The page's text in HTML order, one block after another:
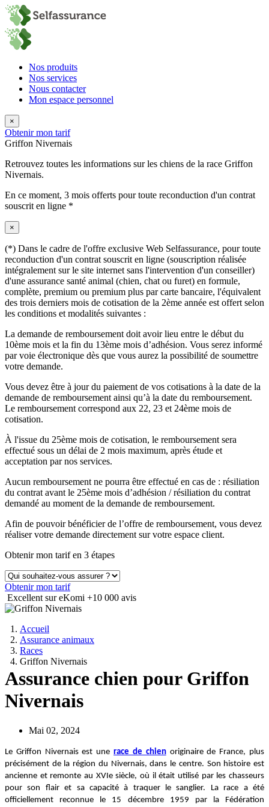
Nos produits
Nos services
Nous contacter
Mon espace personnel
×
Obtenir mon tarif
Griffon Nivernais
Retrouvez toutes les informations sur les chiens de la race Griffon
Nivernais.
En ce moment, 3 mois offerts pour toute reconduction d'un contrat
souscrit en ligne *
×
(*) Dans le cadre de l'offre exclusive Web Selfassurance, pour toute
reconduction d'un contrat souscrit en ligne (souscription réalisée
intégralement sur le site internet sans l'intervention d'un conseiller)
d'une assurance santé animal (chien, chat ou furet) en formule,
complète, premium ou premium plus par carte bancaire, l'équivalent
des trois derniers mois de cotisation de la 2ème année est offert selon
les conditions et modalités suivantes :
La demande de remboursement doit avoir lieu entre le début du
10ème mois et la fin du 13ème mois d’adhésion. Vous serez informé
par voie électronique dès que vous aurez la possibilité de soumettre
votre demande.
Vous devez être à jour du paiement de vos cotisations à la date de la
demande de remboursement ainsi qu’à la date du remboursement.
Le remboursement correspond aux 22, 23 et 24ème mois de
cotisation.
À l'issue du 25ème mois de cotisation, le remboursement sera
effectué sous un délai de 2 mois maximum, après étude et
acceptation par nos services.
Aucun remboursement ne pourra être effectué en cas de : résiliation
du contrat avant le 25ème mois d’adhésion / résiliation du contrat
demandé au moment de la demande de remboursement.
Afin de pouvoir bénéficier de l’offre de remboursement, vous devez
réaliser votre demande directement sur votre espace client.
Obtenir mon tarif en 3 étapes
Obtenir mon tarif
Excellent sur eKomi +10 000 avis
Accueil
Assurance animaux
Races
Griffon Nivernais
Assurance chien pour Griffon
Nivernais
Mai 02, 2024
Le Griffon Nivernais est unerace de chienoriginaire de France, plus
précisément de la région du Nivernais, dans le centre. Son histoire est
ancienne et remonte au XVIe siècle, où il était utilisé par les chasseurs
pour son flair et sa capacité à traquer le sanglier. La race a été
officiellement reconnue le 15 décembre 1959 par la Fédération